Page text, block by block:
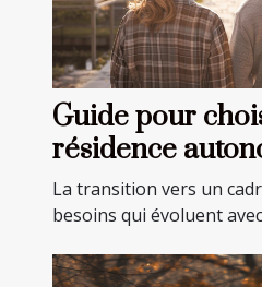
Guide pour
résidence
EHPAD pour
La transition vers un
besoins qui évoluent